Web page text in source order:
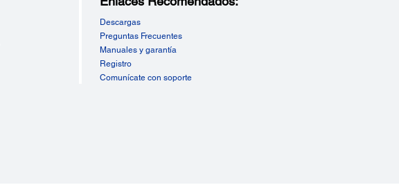
Descargas
Preguntas Frecuentes
Manuales y garantía
Registro
Comunícate con soporte